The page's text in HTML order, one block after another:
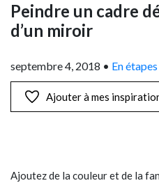
Peindre un cadre
d’un miroir
septembre 4, 2018 • En étapes
Ajouter à mes
Ajoutez de la couleur et de la